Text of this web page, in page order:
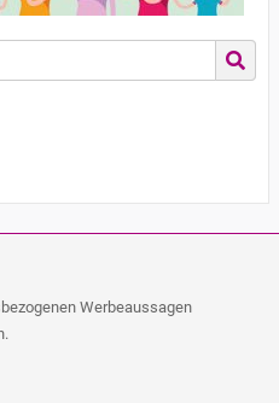
Werbeaussagen